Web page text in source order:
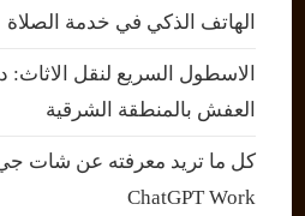
الهاتف الذكي في خدمة الصلاة
الاسطول السريع لنقل الاثاث:
العفش بالمنطقة الشرقية
كل ما تريد معرفته عن شات
ChatGPT Work